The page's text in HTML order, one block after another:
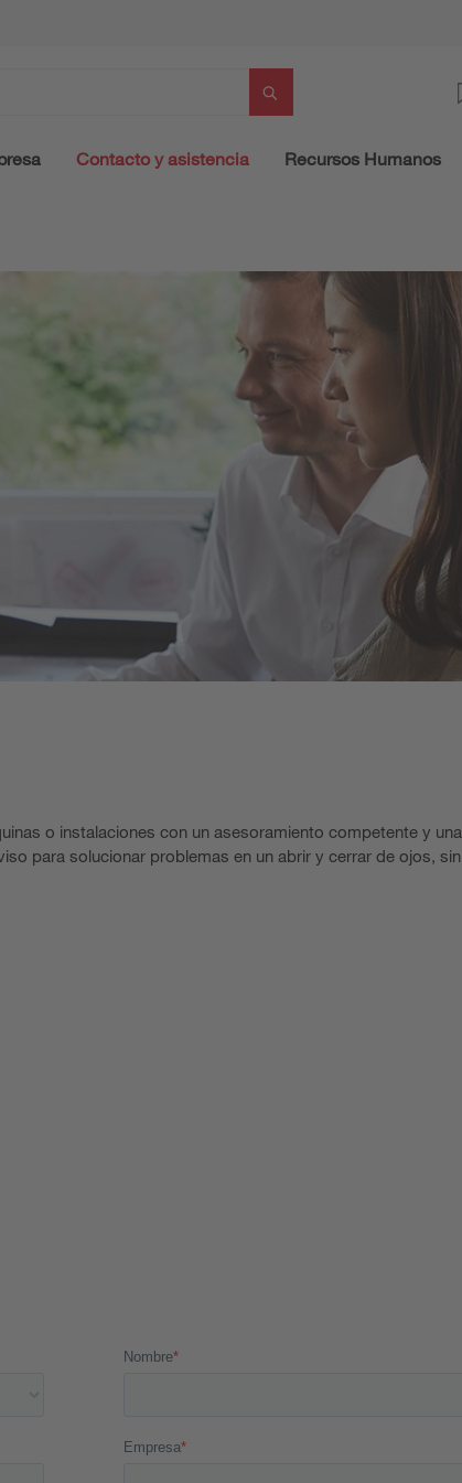
Contacto y asistencia Recursos Humanos
o instalaciones con un asesoramiento competente y una
para solucionar problemas en un abrir y cerrar de ojos, sin